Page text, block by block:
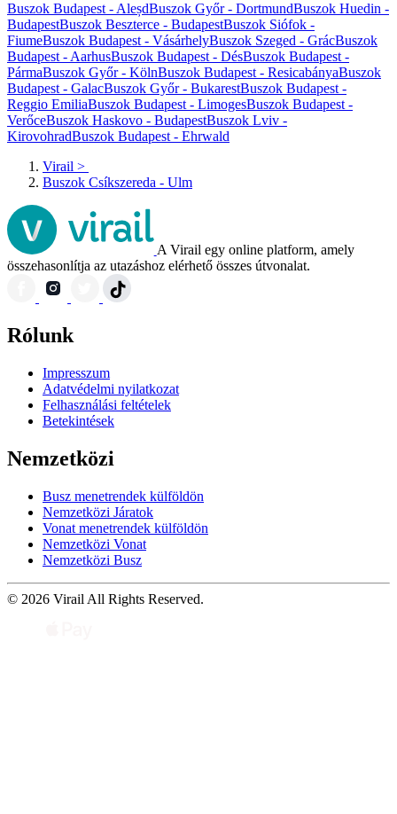
Buszok Budapest - AleșdBuszok Győr - DortmundBuszok Huedin -
BudapestBuszok Beszterce - BudapestBuszok Siófok -
FiumeBuszok Budapest - VásárhelyBuszok Szeged - GrácBuszok
Budapest - AarhusBuszok Budapest - DésBuszok Budapest -
PármaBuszok Győr - KölnBuszok Budapest - ResicabányaBuszok
Budapest - GalacBuszok Győr - BukarestBuszok Budapest -
Reggio EmiliaBuszok Budapest - LimogesBuszok Budapest -
VerőceBuszok Haskovo - BudapestBuszok Lviv -
KirovohradBuszok Budapest - Ehrwald
Virail >
Buszok Csíkszereda - Ulm
A Virail egy online platform, amely
összehasonlítja az utazáshoz elérhető összes útvonalat.
Rólunk
Impresszum
Adatvédelmi nyilatkozat
Felhasználási feltételek
Betekintések
Nemzetközi
Busz menetrendek külföldön
Nemzetközi Járatok
Vonat menetrendek külföldön
Nemzetközi Vonat
Nemzetközi Busz
© 2026 Virail All Rights Reserved.